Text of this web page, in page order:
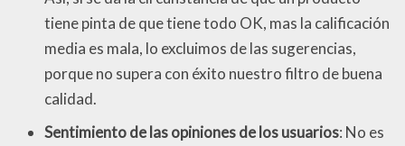
tiene pinta de que tiene todo OK, mas la calificación
media es mala, lo excluimos de las sugerencias,
porque no supera con éxito nuestro filtro de buena
calidad.
Sentimiento de las opiniones de los usuarios: No es